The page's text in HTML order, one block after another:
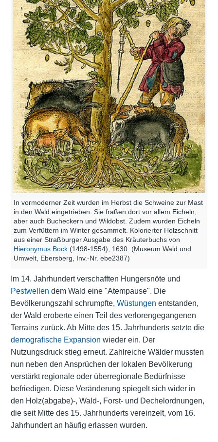
In vormoderner Zeit wurden im Herbst die Schweine zur Mast
in den Wald eingetrieben. Sie fraßen dort vor allem Eicheln,
aber auch Bucheckern und Wildobst. Zudem wurden Eicheln
zum Verfüttern im Winter gesammelt. Kolorierter Holzschnitt
aus einer Straßburger Ausgabe des Kräuterbuchs von
Hieronymus Bock (1498-1554), 1630. (Museum Wald und
Umwelt, Ebersberg, Inv.-Nr. ebe2387)
Im 14. Jahrhundert verschafften Hungersnöte und
Pestwellen dem Wald eine "Atempause". Die
Bevölkerungszahl schrumpfte, Wüstungen entstanden,
der Wald eroberte einen Teil des verlorengegangenen
Terrains zurück. Ab Mitte des 15. Jahrhunderts setzte die
demografische Expansion wieder ein. Der
Nutzungsdruck stieg erneut. Zahlreiche Wälder mussten
nun neben den Ansprüchen der lokalen Bevölkerung
verstärkt regionale oder überregionale Bedürfnisse
befriedigen. Diese Veränderung spiegelt sich wider in
den Holz(abgabe)-, Wald-, Forst- und Dechelordnungen,
die seit Mitte des 15. Jahrhunderts vereinzelt, vom 16.
Jahrhundert an häufig erlassen wurden.